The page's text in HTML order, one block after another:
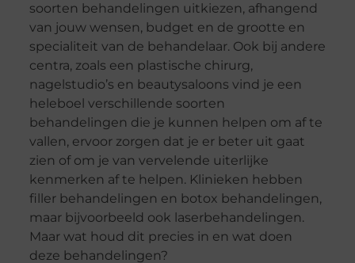
soorten behandelingen uitkiezen, afhangend
van jouw wensen, budget en de grootte en
specialiteit van de behandelaar. Ook bij andere
centra, zoals een plastische chirurg,
nagelstudio’s en beautysaloons vind je een
heleboel verschillende soorten
behandelingen die je kunnen helpen om af te
vallen, ervoor zorgen dat je er beter uit gaat
zien of om je van vervelende uiterlijke
kenmerken af te helpen. Klinieken hebben
filler behandelingen en botox behandelingen,
maar bijvoorbeeld ook laserbehandelingen.
Maar wat houd dit precies in en wat doen
deze behandelingen?